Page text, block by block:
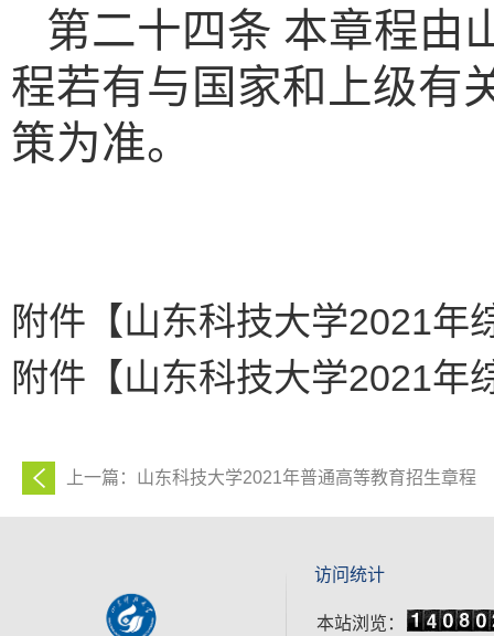
第二十四条 本章程由
程若有与国家和上级有
策为准。
附件【山东科技大学2021年
附件【山东科技大学2021年
上一篇：山东科技大学2021年普通高等教育招生章程
访问统计
本站浏览：